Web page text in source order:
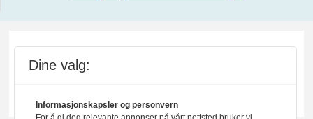
Dine valg:
Informasjonskapsler og personvern